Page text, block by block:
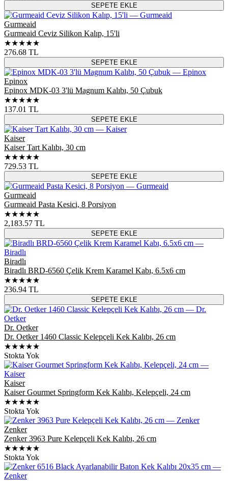
SEPETE EKLE
Gurmeaid
Gurmeaid Ceviz Silikon Kalıp, 15'li
★★★★★
276.68 TL
SEPETE EKLE
Epinox
Epinox MDK-03 3'lü Magnum Kalıbı, 50 Çubuk
★★★★★
137.01 TL
SEPETE EKLE
Kaiser
Kaiser Tart Kalıbı, 30 cm
★★★★★
729.53 TL
SEPETE EKLE
Gurmeaid
Gurmeaid Pasta Kesici, 8 Porsiyon
★★★★★
2,183.57 TL
SEPETE EKLE
Biradlı
Biradlı BRD-6560 Çelik Krem Karamel Kabı, 6.5x6 cm
★★★★★
236.94 TL
SEPETE EKLE
Dr. Oetker
Dr. Oetker 1460 Classic Kelepçeli Kek Kalıbı, 26 cm
★★★★★
Stokta Yok
Kaiser
Kaiser Gourmet Springform Kek Kalıbı, Kelepçeli, 24 cm
★★★★★
Stokta Yok
Zenker
Zenker 3963 Pure Kelepçeli Kek Kalıbı, 26 cm
★★★★★
Stokta Yok